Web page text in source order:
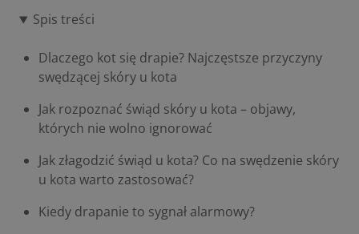
Spis treści
Dlaczego kot się drapie? Najczęstsze przyczyny
swędzącej skóry u kota
Jak rozpoznać świąd skóry u kota – objawy,
których nie wolno ignorować
Jak złagodzić świąd u kota? Co na swędzenie skóry
u kota warto zastosować?
Kiedy drapanie to sygnał alarmowy?